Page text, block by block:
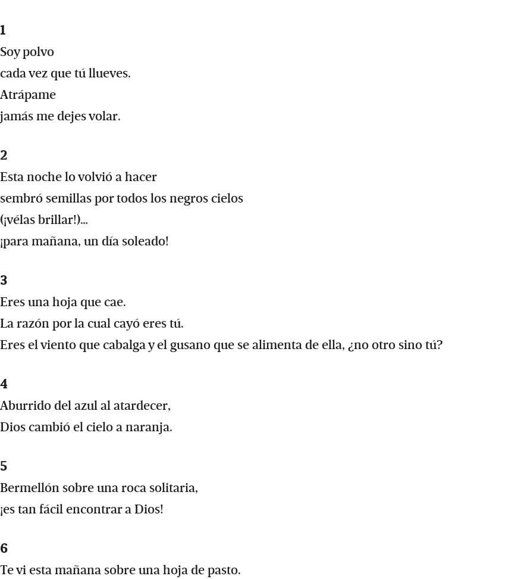
1
Soy polvo
cada vez que tú llueves.
Atrápame
jamás me dejes volar.
2
Esta noche lo volvió a hacer
sembró semillas por todos los negros cielos
(¡vélas brillar!)…
¡para mañana, un día soleado!
3
Eres una hoja que cae.
La razón por la cual cayó eres tú.
Eres el viento que cabalga y el gusano que se alimenta de ella, ¿no otro sino tú?
4
Aburrido del azul al atardecer,
Dios cambió el cielo a naranja.
5
Bermellón sobre una roca solitaria,
¡es tan fácil encontrar a Dios!
6
Te vi esta mañana sobre una hoja de pasto.